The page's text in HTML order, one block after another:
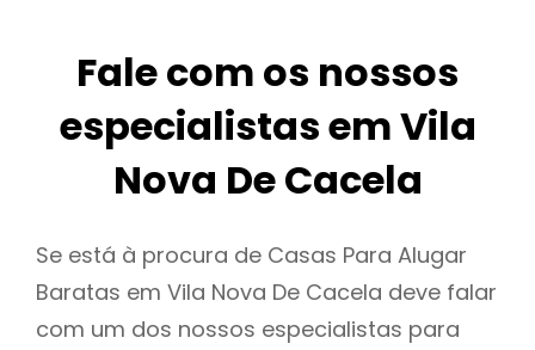
Fale com os nossos
especialistas em Vila
Nova De Cacela
Se está à procura de Casas Para Alugar
Baratas em Vila Nova De Cacela deve falar
com um dos nossos especialistas para